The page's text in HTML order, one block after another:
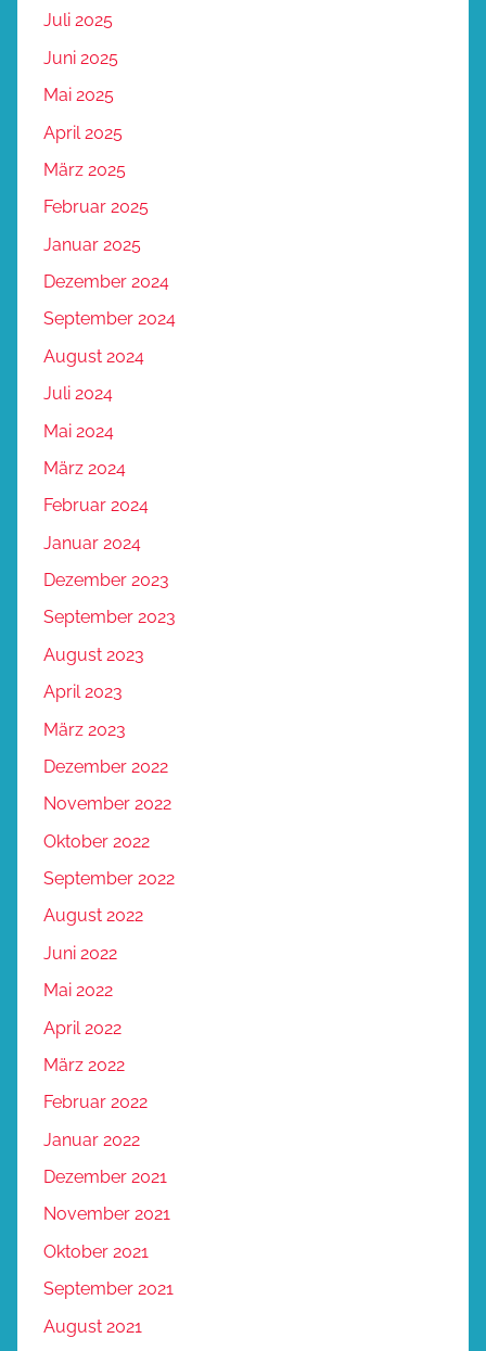
Juli 2025
Juni 2025
Mai 2025
April 2025
März 2025
Februar 2025
Januar 2025
Dezember 2024
September 2024
August 2024
Juli 2024
Mai 2024
März 2024
Februar 2024
Januar 2024
Dezember 2023
September 2023
August 2023
April 2023
März 2023
Dezember 2022
November 2022
Oktober 2022
September 2022
August 2022
Juni 2022
Mai 2022
April 2022
März 2022
Februar 2022
Januar 2022
Dezember 2021
November 2021
Oktober 2021
September 2021
August 2021